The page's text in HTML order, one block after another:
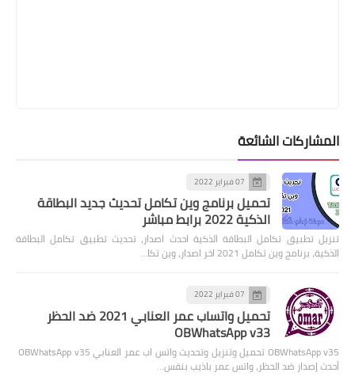
المشاركات الشائعة
07 فبراير 2022
تحميل برنامج وين تكامل تحديث جديد البطاقة
الذكية 2022 برابط مباشر
تنزيل تطبيق تكامل البطاقة الذكية احدث اصدار، تحديث تطبيق تكامل البطاقة
الذكية، برنامج وين تكامل 2021 اخر اصدار، وين تكا…
07 فبراير 2022
تحميل واتساب عمر العنابي 2021 ضد الحظر
OBWhatsApp v33
OBWhatsApp v35 تحميل وتنزيل وتحديث واتس اب عمر العنابي OBWhatsApp v35
أحدث إصدار ضد الحظر، واتس عمر باذيب بنفس…